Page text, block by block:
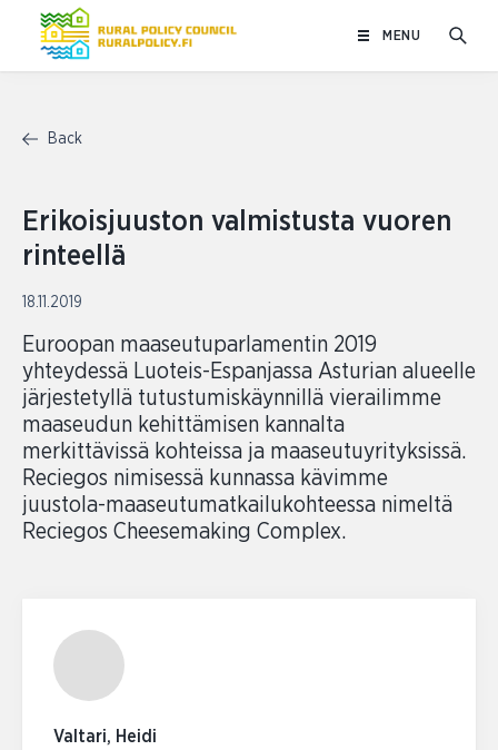
MENU
Back
Erikoisjuuston valmistusta vuoren
rinteellä
18.11.2019
Euroopan maaseutuparlamentin 2019
yhteydessä Luoteis-Espanjassa Asturian alueelle
järjestetyllä tutustumiskäynnillä vierailimme
maaseudun kehittämisen kannalta
merkittävissä kohteissa ja maaseutuyrityksissä.
Reciegos nimisessä kunnassa kävimme
juustola-maaseutumatkailukohteessa nimeltä
Reciegos Cheesemaking Complex.
Valtari, Heidi